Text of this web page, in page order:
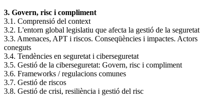
3. Govern, risc i compliment
3.1. Comprensió del context
3.2. L'entorn global legislatiu que afecta la gestió de la seguretat
3.3. Amenaces, APT i riscos. Conseqüències i impactes. Actors
coneguts
3.4. Tendències en seguretat i ciberseguretat
3.5. Gestió de la ciberseguretat: Govern, risc i compliment
3.6. Frameworks / regulacions comunes
3.7. Gestió de riscos
3.8. Gestió de crisi, resiliència i gestió del risc